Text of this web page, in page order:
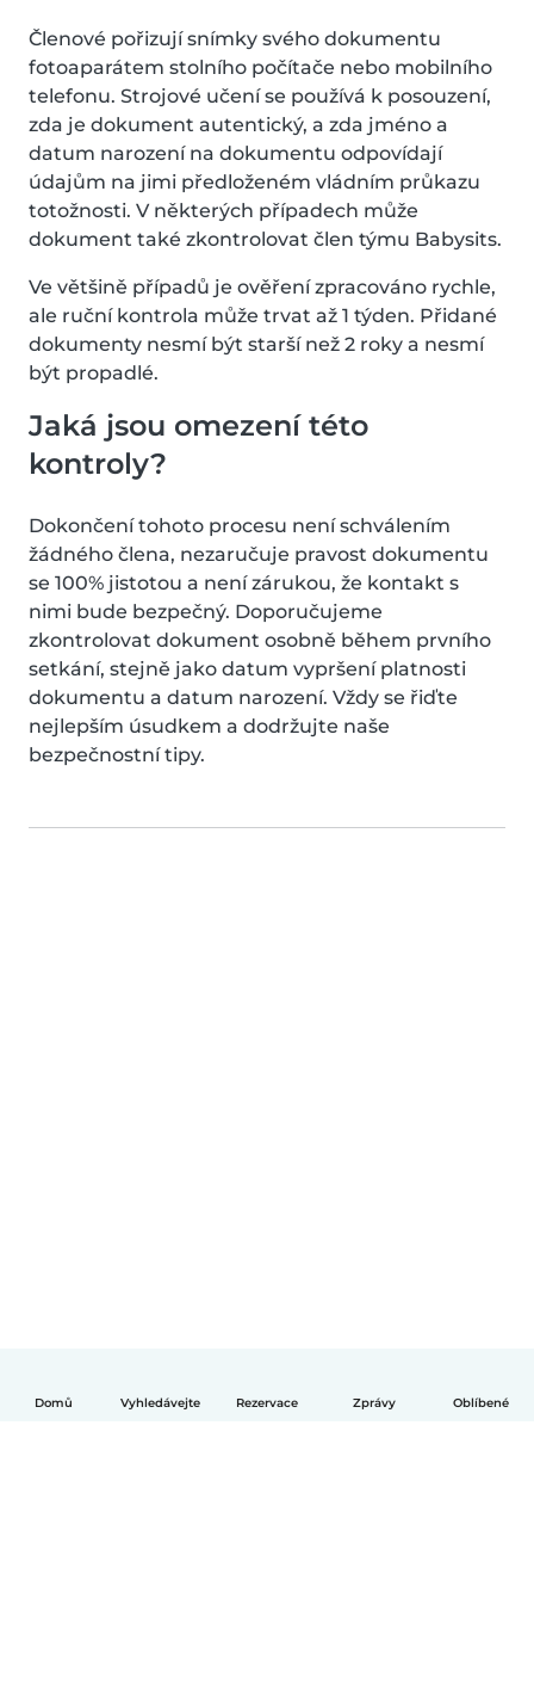
Domů Vyhledávejte Rezervace Zprávy Oblíbené
Členové pořizují snímky svého dokumentu
fotoaparátem stolního počítače nebo mobilního
telefonu. Strojové učení se používá k posouzení,
zda je dokument autentický, a zda jméno a
datum narození na dokumentu odpovídají
údajům na jimi předloženém vládním průkazu
totožnosti. V některých případech může
dokument také zkontrolovat člen týmu Babysits.
Ve většině případů je ověření zpracováno rychle,
ale ruční kontrola může trvat až 1 týden. Přidané
dokumenty nesmí být starší než 2 roky a nesmí
být propadlé.
Jaká jsou omezení této
kontroly?
Dokončení tohoto procesu není schválením
žádného člena, nezaručuje pravost dokumentu
se 100% jistotou a není zárukou, že kontakt s
nimi bude bezpečný. Doporučujeme
zkontrolovat dokument osobně během prvního
setkání, stejně jako datum vypršení platnosti
dokumentu a datum narození. Vždy se řiďte
nejlepším úsudkem a dodržujte naše
bezpečnostní tipy.